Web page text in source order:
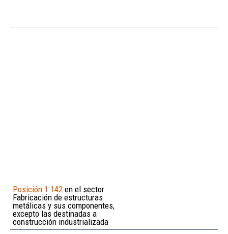
Posición 1.142 en el sector
Fabricación de estructuras
metálicas y sus componentes,
excepto las destinadas a
construcción industrializada